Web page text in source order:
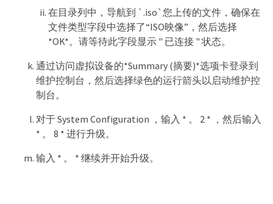
在目录列中，导航到 `.iso`您上传的文件，确保在
文件类型字段中选择了“ISO映像”，然后选择
*OK*。请等待此字段显示 " 已连接 " 状态。
通过访问虚拟设备的*Summary (摘要)*选项卡登录到
维护控制台，然后选择绿色的运行箭头以启动维护控
制台。
对于 System Configuration ，输入 * 。 2 * ，然后输入
* 。 8 * 进行升级。
输入 * 。 * 继续并开始升级。